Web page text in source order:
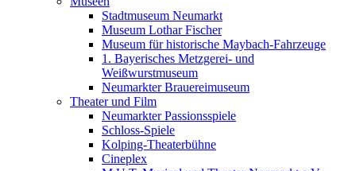
Stadtmuseum Neumarkt
Museum Lothar Fischer
Museum für historische Maybach-Fahrzeuge
1. Bayerisches Metzgerei- und
Weißwurstmuseum
Neumarkter Brauereimuseum
Theater und Film
Neumarkter Passionsspiele
Schloss-Spiele
Kolping-Theaterbühne
Cineplex